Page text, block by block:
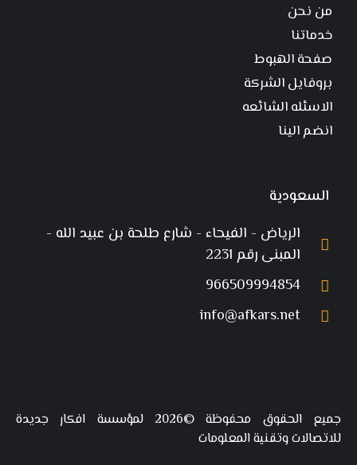
من نحن
خدماتنا
صفحة الهبوط
بروفايل الشركة
الاسئله الشائعه
انضم الينا
السعودية
الرياض - الفيحاء - شارع طلحة بن عبيد الله -
المبنى رقم 2231
966509994854
info@afkars.net
جميع الحقوق محفوظة ©2026 لمؤسسة افكار جديدة
للاتصالات وتقنية المعلومات